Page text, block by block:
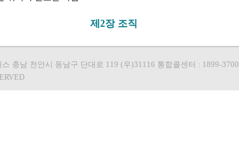
충남 천안시 동남구 단대로 119 (우)31116 통합콜센터 : 1899-3700